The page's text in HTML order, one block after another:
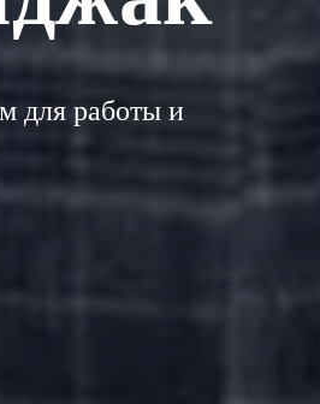
для работы и